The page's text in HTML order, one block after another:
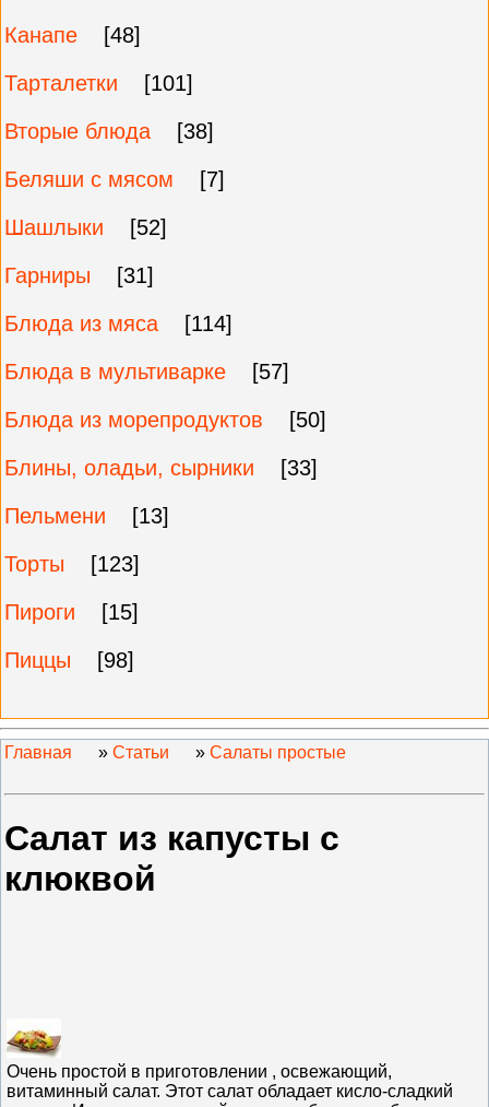
Канапе
[48]
Тарталетки
[101]
Вторые блюда
[38]
Беляши с мясом
[7]
Шашлыки
[52]
Гарниры
[31]
Блюда из мяса
[114]
Блюда в мультиварке
[57]
Блюда из морепродуктов
[50]
Блины, оладьи, сырники
[33]
Пельмени
[13]
Торты
[123]
Пироги
[15]
Пиццы
[98]
Главная » Статьи » Салаты простые
Салат из капусты с
клюквой
Очень простой в приготовлении , освежающий,
витаминный салат. Этот салат обладает кисло-сладкий